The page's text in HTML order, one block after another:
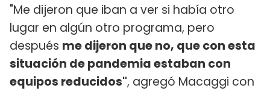
"Me dijeron que iban a ver si había otro
lugar en algún otro programa, pero
después me dijeron que no, que con esta
situación de pandemia estaban con
equipos reducidos", agregó Macaggi con